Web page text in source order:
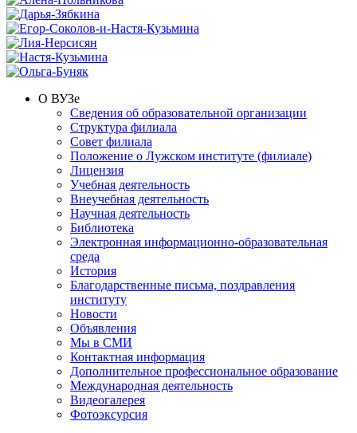
О ВУЗе
Сведения об образовательной организации
Структура филиала
Совет филиала
Положение о Лужском институте (филиале)
Лицензия
Учебная деятельность
Внеучебная деятельность
Научная деятельность
Библиотека
Электронная информационно-образовательная
среда
История
Благодарственные письма, поздравления
институту
Новости
Объявления
Мы в СМИ
Контактная информация
Дополнительное профессиональное образование
Международная деятельность
Видеогалерея
Фотоэксурсия